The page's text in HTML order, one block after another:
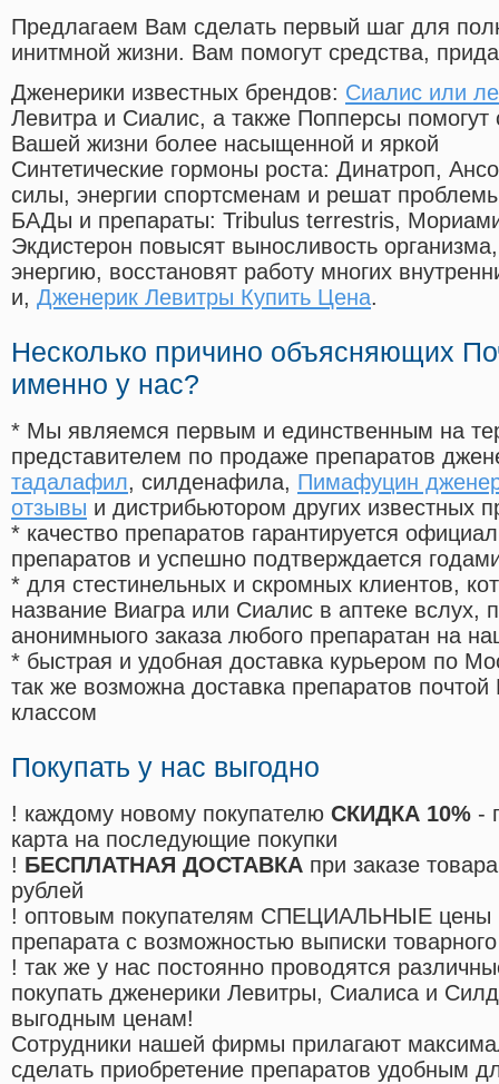
Предлагаем Вам сделать первый шаг для
инитмной жизни. Вам помогут средства,
Дженерики известных брендов: Сиалис или
Левитра и Сиалис, а также Попперсы помогут
Вашей жизни более насыщенной и яркой
Синтетические гормоны роста: Динатроп,
силы, энергии спортсменам и решат
БАДы и препараты: Tribulus terrestris,
Экдистерон повысят выносливость
энергию, восстановят работу многих
и, Дженерик Левитры Купить Цена.
Несколько причино объясняющих
именно у нас?
* Мы являемся первым и единственным на
представителем по продаже препаратов
тадалафил, силденафила, Пимафуцин
отзывы и дистрибьютором других известных
* качество препаратов гарантируется
препаратов и успешно подтверждается
* для стестинельных и скромных клиентов,
название Виагра или Сиалис в аптеке вслух,
анонимныого заказа любого препаратан на
* быстрая и удобная доставка курьером по
так же возможна доставка препаратов
классом
Покупать у нас выгодно
! каждому новому покупателю СКИДКА 10% -
карта на последующие покупки
! БЕСПЛАТНАЯ ДОСТАВКА при заказе
рублей
! оптовым покупателям СПЕЦИАЛЬНЫЕ цены
препарата с возможностью выписки
! так же у нас постоянно проводятся
покупать дженерики Левитры, Сиалиса и
выгодным ценам!
Cотрудники нашей фирмы прилагают
сделать приобретение препаратов удобным